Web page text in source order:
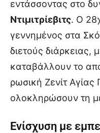
εντάσσοντας στο
Ντιμιτρίεβιτς. Ο
γεννημένος στα
διετούς διάρκειας,
καταβάλλουν το
ρωσική Ζενίτ
ολοκληρώσουν τη
Ενίσχυση με